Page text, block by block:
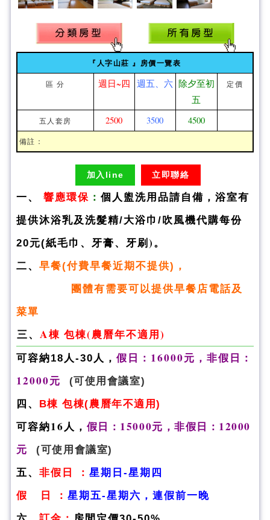
『人字山莊 』房價一覽表
區 分 週日~四 週五、六 除夕至初
五
定價
五人套房 2500 3500 4500
備註：
加入line 立即聯絡
一、 響應環保 ： 個人盥洗用品請自備，浴室有
提供沐浴乳及洗髮精/大浴巾/吹風機代購每份
20元(紙毛巾、牙膏、牙刷 )。
二、 早餐(付費早餐近期不提供)，
團體有需要可以提供早餐店電話及
菜單
三、 A棟 包棟(農曆年不適用)
可容納18人-30人， 假日：16000元，非假日：
12000元
(可使用會議室)
四、 B棟 包棟(農曆年不適用)
可容納16人， 假日：15000元，非假日：12000
元(可使用會議室)
五、 非假日 ： 星期日-星期四
假 日 ： 星期五-星期六，連假前一晚